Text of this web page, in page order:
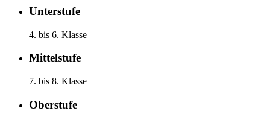
Unterstufe
4. bis 6. Klasse
Mittelstufe
7. bis 8. Klasse
Oberstufe